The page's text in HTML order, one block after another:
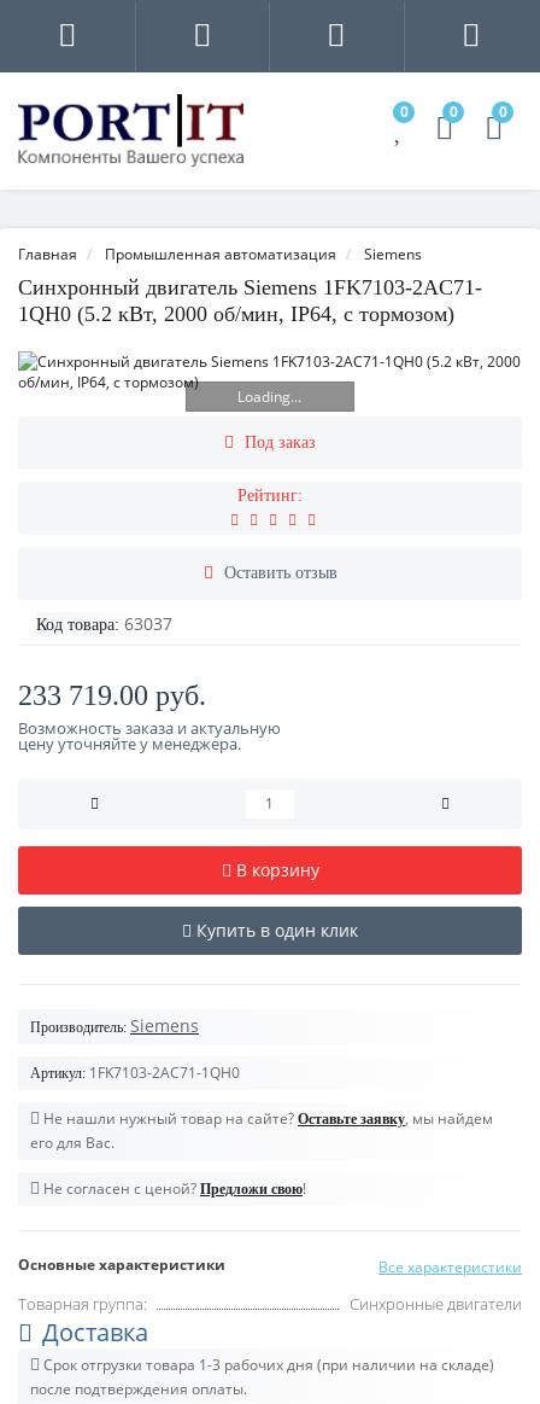
0 0 0
Главная Промышленная автоматизация Siemens
Синхронный двигатель Siemens 1FK7103-2AC71-
1QH0 (5.2 кВт, 2000 об/мин, IP64, с тормозом)
Loading...
Под заказ
Рейтинг:
Оставить отзыв
Код товара: 63037
233 719.00 руб.
Возможность заказа и актуальную
цену уточняйте у менеджера.
В корзину
Купить в один клик
Производитель: Siemens
Артикул: 1FK7103-2AC71-1QH0
Не нашли нужный товар на сайте? Оставьте заявку, мы найдем
его для Вас.
Не согласен с ценой? Предложи свою!
Основные характеристики Все характеристики
Товарная группа: Синхронные двигатели
Доставка
Срок отгрузки товара 1-3 рабочих дня (при наличии на складе)
после подтверждения оплаты.